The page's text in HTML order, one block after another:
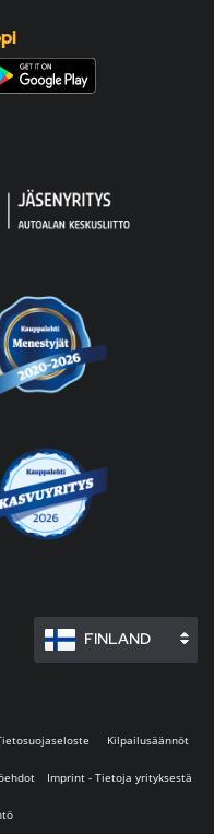
FINLAND
Kilpailusäännöt
Imprint - Tietoja yrityksestä